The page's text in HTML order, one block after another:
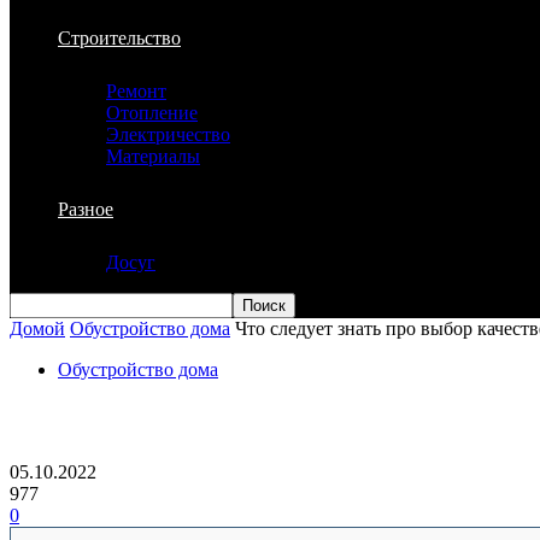
Строительство
Ремонт
Отопление
Электричество
Материалы
Разное
Досуг
Домой Обустройство дома Что следует знать про выбор
Обустройство дома
05.10.2022
977
0